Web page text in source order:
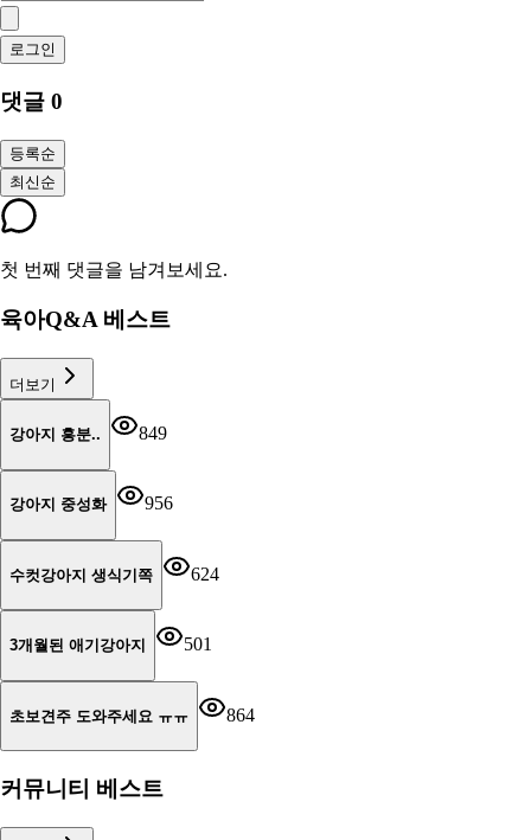
로그인
댓글 0
등록순
최신순
첫 번째 댓글을 남겨보세요.
육아Q&A 베스트
더보기
강아지 흥분.. 849
강아지 중성화 956
수컷강아지 생식기쪽 624
3개월된 애기강아지 501
초보견주 도와주세요 ㅠㅠ 864
커뮤니티 베스트